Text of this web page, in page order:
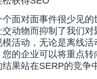
面对面事件很少见
动物而抑制了我们
活动，无论是离线
的企业可以将重点
果站在SERP的竞争